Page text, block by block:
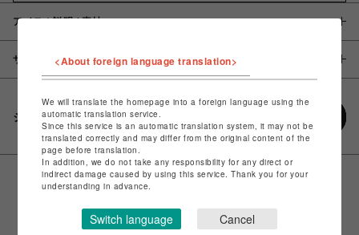
アイテム説明 / 素材
サイズ
シェアする
<About foreign language translation>
We will translate the homepage into a foreign language using the
automatic translation service.
Since this service is an automatic translation system, it may not be
translated correctly and may differ from the original content of the
page before translation.
In addition, we do not take any responsibility for any direct or
indirect damage caused by using this service. Thank you for your
understanding in advance.
Switch language Cancel